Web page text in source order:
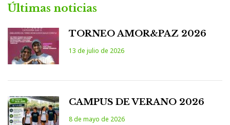
Últimas noticias
TORNEO AMOR&PAZ 2026
13 de julio de 2026
CAMPUS DE VERANO 2026
8 de mayo de 2026